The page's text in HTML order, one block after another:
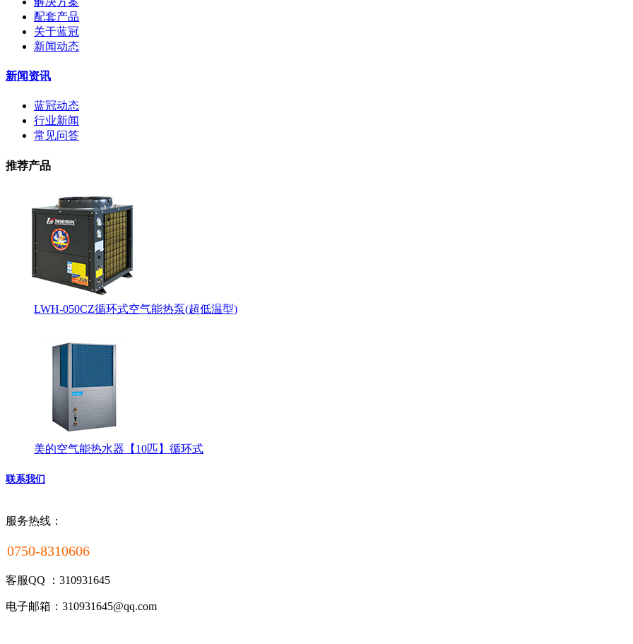
配套产品
关于蓝冠
新闻动态
新闻资讯
蓝冠动态
行业新闻
常见问答
推荐产品
LWH-050CZ循环式空气能热泵(超低温型)
美的空气能热水器【10匹】循环式
联系我们
服务热线：
0750-8310606
客服QQ ：310931645
电子邮箱：310931645@qq.com